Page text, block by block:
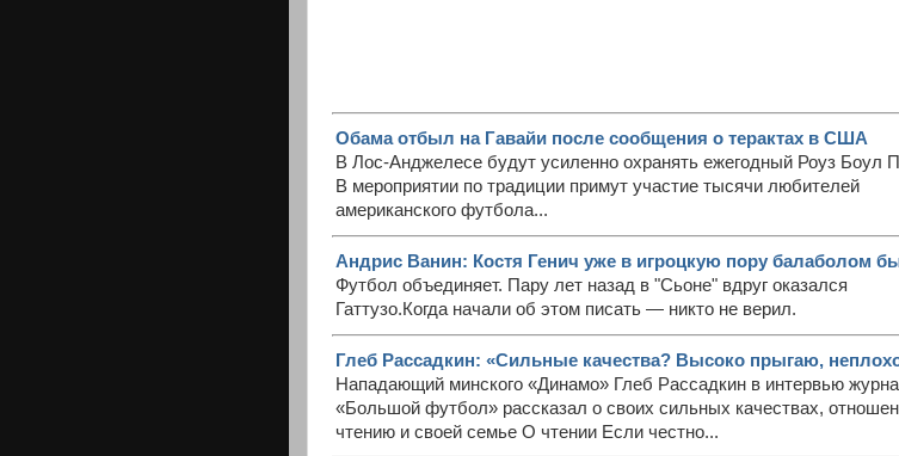
Обама отбыл на Гавайи после сообщения о терактах в США
В Лос-Анджелесе будут усиленно охранять ежегодный Роуз Боул
В мероприятии по традиции примут участие тысячи любителей
американского футбола...
Андрис Ванин: Костя Генич уже в игроцкую пору балаболом
Футбол объединяет. Пару лет назад в "Сьоне" вдруг оказался
Гаттузо.Когда начали об этом писать — никто не верил.
Глеб Рассадкин: «Сильные качества? Высоко прыгаю,
Нападающий минского «Динамо» Глеб Рассадкин в интервью
«Большой футбол» рассказал о своих сильных качествах,
чтению и своей семье О чтении Если честно...